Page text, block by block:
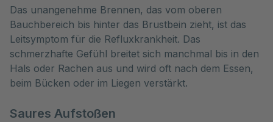
Das unangenehme Brennen, das vom oberen
Bauchbereich bis hinter das Brustbein zieht, ist das
Leitsymptom für die Refluxkrankheit. Das
schmerzhafte Gefühl breitet sich manchmal bis in den
Hals oder Rachen aus und wird oft nach dem Essen,
beim Bücken oder im Liegen verstärkt.
Saures Aufstoßen